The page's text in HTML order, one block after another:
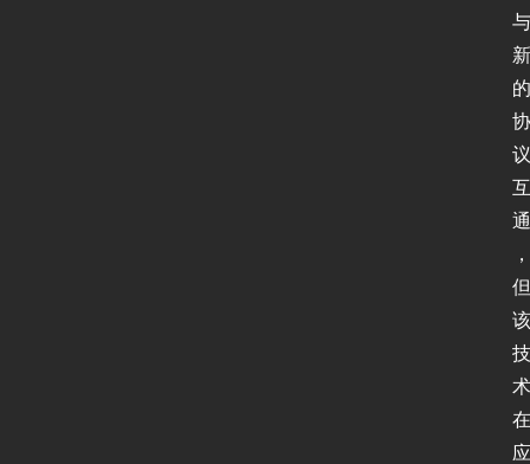
与
新
的
协
议
互
通
，
但
该
技
术
在
应